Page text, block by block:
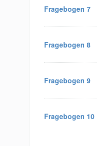
Fragebogen 7
Fragebogen 8
Fragebogen 9
Fragebogen 10